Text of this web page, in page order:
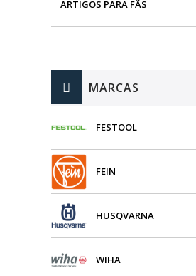
ARTIGOS PARA FÃS
MÁQUINAS DE BRINCAR
MARCAS
FESTOOL
FEIN
HUSQVARNA
WIHA